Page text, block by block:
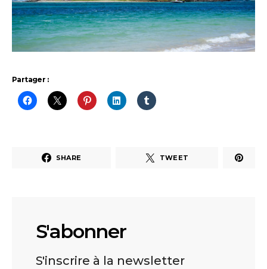
Partager :
SHARE TWEET
S'abonner
S'inscrire à la newsletter